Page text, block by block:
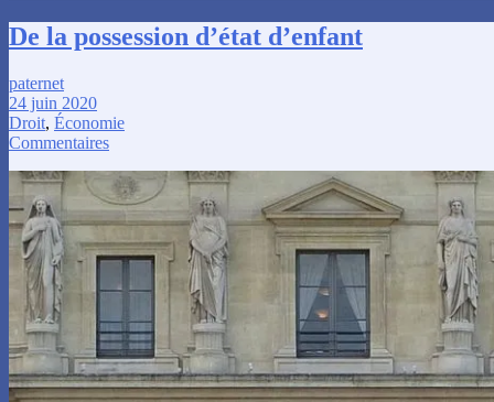
De la possession d’état d’enfant
paternet
24 juin 2020
Droit, Économie
Commentaires